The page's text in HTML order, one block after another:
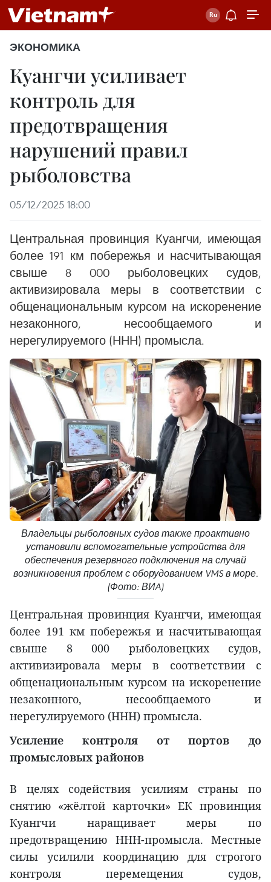
ЭКОНОМИКА
Куангчи усиливает
контроль для
предотвращения
нарушений правил
рыболовства
05/12/2025 18:00
Центральная провинция Куангчи, имеющая
более 191 км побережья и насчитывающая
свыше 8 000 рыболовецких судов,
активизировала меры в соответствии с
общенациональным курсом на искоренение
незаконного, несообщаемого и
нерегулируемого (ННН) промысла.
Владельцы рыболовных судов также проактивно
установили вспомогательные устройства для
обеспечения резервного подключения на случай
возникновения проблем с оборудованием VMS в море.
(Фото: ВИA)
Центральная провинция Куангчи, имеющая
более 191 км побережья и насчитывающая
свыше 8 000 рыболовецких судов,
активизировала меры в соответствии с
общенациональным курсом на искоренение
незаконного, несообщаемого и
нерегулируемого (ННН) промысла.
Усиление контроля от портов до
промысловых районов
В целях содействия усилиям страны по
снятию «жёлтой карточки» ЕК провинция
Куангчи наращивает меры по
предотвращению ННН-промысла. Местные
силы усилили координацию для строгого
контроля перемещения судов,